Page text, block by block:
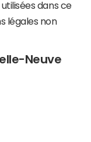
dans ce
légales non
Neuve